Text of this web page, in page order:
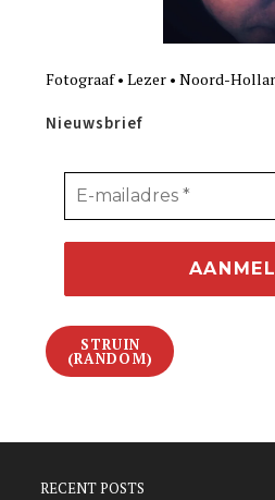
Fotograaf • Lezer • Noord-
Nieuwsbrief
STRUIN
(RANDOM)
RECENT POSTS